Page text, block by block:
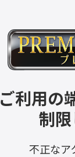
ご利用の
制限
不正なア